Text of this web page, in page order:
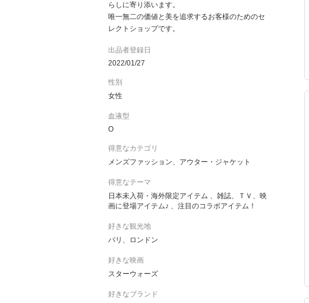
らしに寄り添います。
唯一無二の価値と美を追求するお客様のためのセ
レクトショップです。
出品者登録日
2022/01/27
性別
女性
血液型
O
得意なカテゴリ
メンズファッション、アウター・ジャケット
得意なテーマ
日本未入荷・海外限定アイテム 、雑誌、ＴＶ、映
画に登場アイテム♪ 、注目のコラボアイテム！
好きな観光地
パリ、ロンドン
好きな映画
スターウォーズ
好きなブランド